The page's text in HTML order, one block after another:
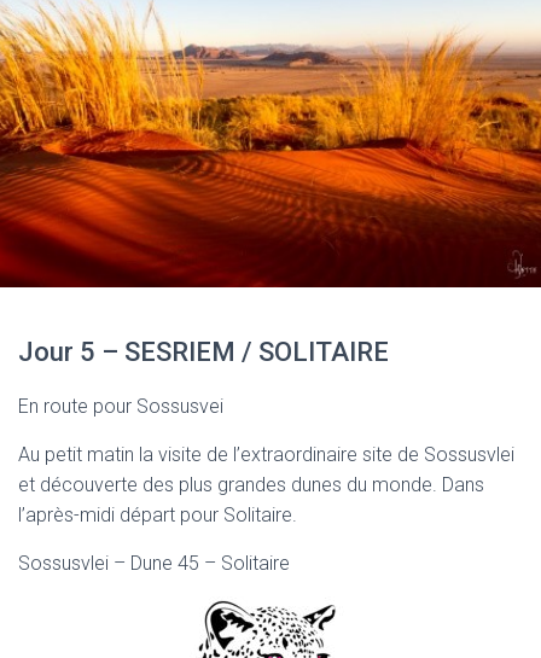
Jour 5 – SESRIEM / SOLITAIRE
En route pour Sossusvei
Au petit matin la visite de l’extraordinaire site de Sossusvlei
et découverte des plus grandes dunes du monde. Dans
l’après-midi départ pour Solitaire.
Sossusvlei – Dune 45 – Solitaire